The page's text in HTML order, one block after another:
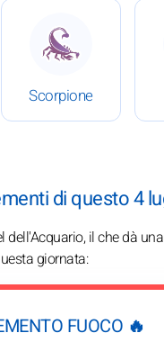
del 4 luglio 2026
Scorpione
: Oroscopo
di questo 4
dell'Acquario, il che dà
giornata:
FUOCO 🔥